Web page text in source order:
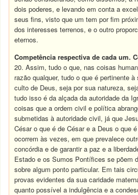
dois poderes, e levando em conta a
seus fins, visto que um tem por fim
dos interesses terrenos, e o outro
eternos.
Competência respectiva de cada um.
20. Assim, tudo o que, nas coisas
razão qualquer, tudo o que é pertinente
culto de Deus, seja por sua natureza,
tudo isso é da alçada da autoridade da
coisas que a ordem civil e política
submetidas à autoridade civil, já que
César o que é de César e a Deus o que
ocorrem às vezes, em que prevalece
concórdia e de garantir a paz e a
Estado e os Sumos Pontífices se põem
sobre algum ponto particular. Em tais
provas evidentes da sua caridade
quanto possível a indulgência e a